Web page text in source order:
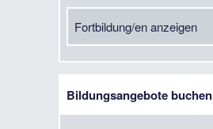
Fortbildung/en anzeigen
Bildungsangebote buchen